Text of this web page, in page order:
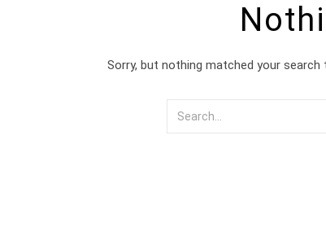
Sorry, but nothing matched your